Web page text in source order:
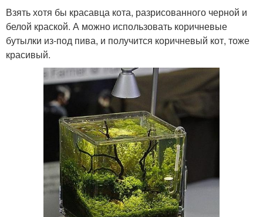
Взять хотя бы красавца кота, разрисованного черной и
белой краской. А можно использовать коричневые
бутылки из-под пива, и получится коричневый кот, тоже
красивый.